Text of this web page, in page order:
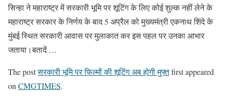
सिन्हा ने महाराष्ट्र में सरकारी भूमि पर शूटिंग के लिए कोई शुल्क नहीं लेने के
महाराष्ट्र सरकार के निर्णय के बाद 5 अप्रैल को मुख्यमंत्री एकनाथ शिंदे के
मुंबई स्थित सरकारी आवास पर मुलाकात कर इस पहल पर उनका आभार
जताया।बतादें …
The postसरकारी भूमि पर फिल्मों की शूटिंग अब होगी मुफ्तfirst appeared
on CMGTIMES.